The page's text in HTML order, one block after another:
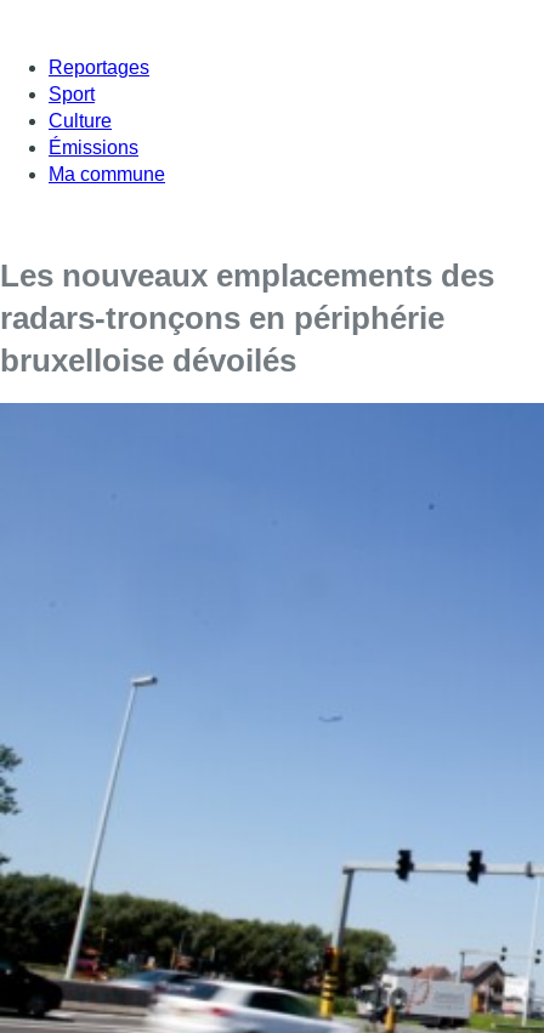
Reportages
Sport
Culture
Émissions
Ma commune
Les nouveaux emplacements des
radars-tronçons en périphérie
bruxelloise dévoilés